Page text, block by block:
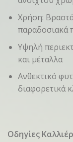
Χρήση:
παραδοσιακά
Υψηλή
και μέταλλα
Ανθεκτικό
διαφορετικά
Οδηγίες